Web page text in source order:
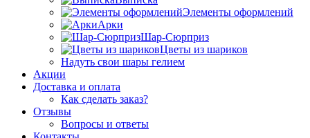
Элементы оформлений
Арки
Шар-Сюрприз
Цветы из шариков
Надуть свои шары гелием
Акции
Доставка и оплата
Как сделать заказ?
Отзывы
Вопросы и ответы